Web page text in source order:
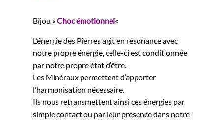
Bijou «Choc émotionnel«
L’énergie des Pierres agit en résonance avec
notre propre énergie, celle-ci est conditionnée
par notre propre état d’être.
Les Minéraux permettent d’apporter
l’harmonisation nécessaire.
Ils nous retransmettent ainsi ces énergies par
simple contact ou par leur présence dans notre